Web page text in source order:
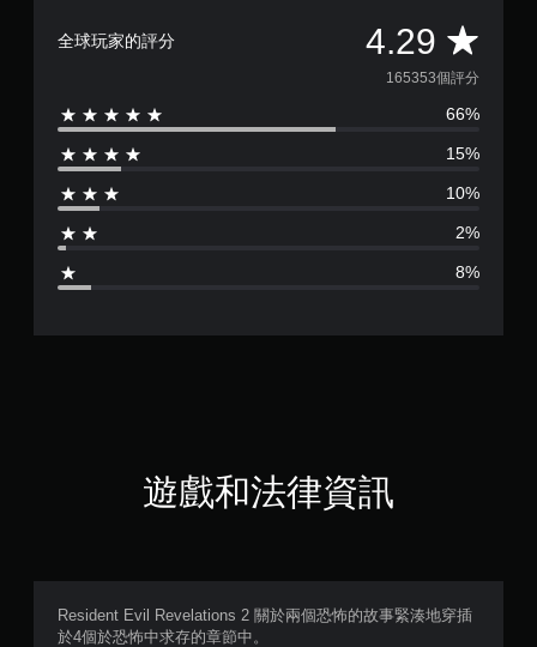
全球玩家的評分 4.29 平
均
評
分
4
2
分
165353個評分
66%
15%
10%
2%
8%
遊戲和法律資訊
Resident Evil Revelations 2 關於兩個恐怖的故事緊湊地穿插
於4個於恐怖中求存的章節中。